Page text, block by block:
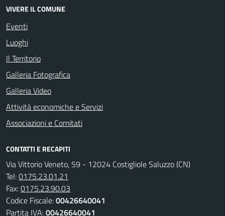
VIVERE IL COMUNE
Eventi
Luoghi
Il Territorio
Galleria Fotografica
Galleria Video
Attività economiche e Servizi
Associazioni e Comitati
CONTATTI E RECAPITI
Via Vittorio Veneto, 59 - 12024 Costigliole Saluzzo (CN)
Tel:0175.23.01.21
Fax:0175.23.90.03
Codice Fiscale:00426640041
Partita IVA:00426640041